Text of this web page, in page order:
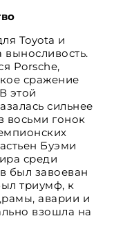
Toyota и
Porsche,
сражение
этой
сильнее
восьми гонок
Буэми
среди
был завоеван
триумф, к
аварии и
взошла на